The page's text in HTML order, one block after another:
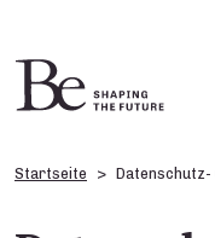
Startseite Datenschutz-